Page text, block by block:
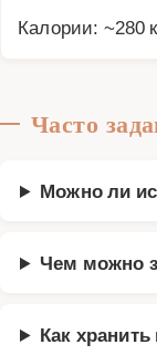
Калории: ~280
Часто
Можно ли
Чем можно
Как